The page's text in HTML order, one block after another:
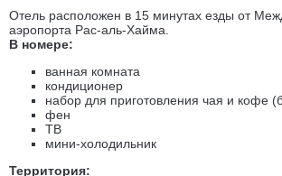
Отель расположен в 15 минутах езды от
аэропорта Рас-аль-Хайма.
В номере:
ванная комната
кондиционер
набор для приготовления чая и кофе
фен
ТВ
мини-холодильник
Территория: